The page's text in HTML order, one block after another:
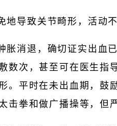
地导致关节畸形，活动
胀消退，确切证实出血
数次，甚至可在医生指
。平时在未出血期，鼓
击拳和做广播操等，但